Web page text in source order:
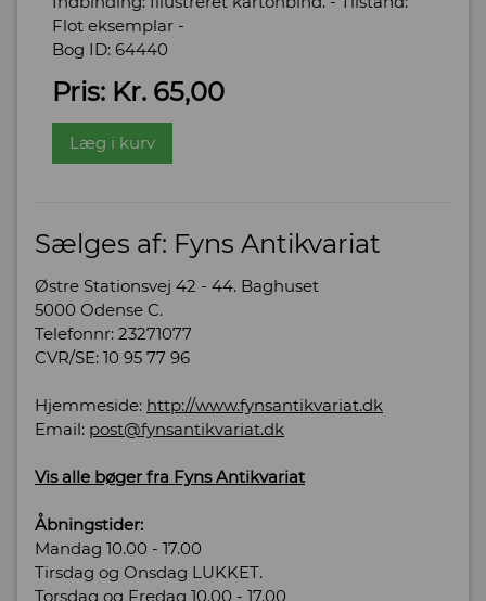
Flot eksemplar -
Bog ID: 64440
Pris: Kr. 65,00
Læg i kurv
Sælges af: Fyns Antikvariat
Østre Stationsvej 42 - 44. Baghuset
5000 Odense C.
Telefonnr: 23271077
CVR/SE: 10 95 77 96
Hjemmeside: http://www.fynsantikvariat.dk
Email: post@fynsantikvariat.dk
Vis alle bøger fra Fyns Antikvariat
Åbningstider:
Mandag 10.00 - 17.00
Tirsdag og Onsdag LUKKET.
Torsdag og Fredag 10.00 - 17.00